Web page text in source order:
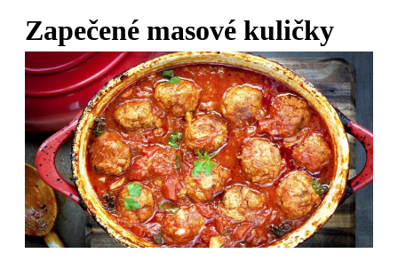
Zapečené masové kuličky